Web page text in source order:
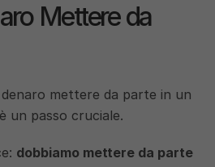
Mettere da
mettere da parte in un
un passo cruciale.
dobbiamo mettere da parte